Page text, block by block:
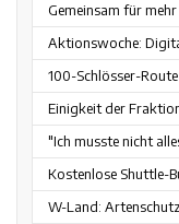
Gemeinsam für
Aktionswoche:
100-Schlösser-
Einigkeit der
"Ich musste nicht
Kostenlose Shuttle-
W-Land: